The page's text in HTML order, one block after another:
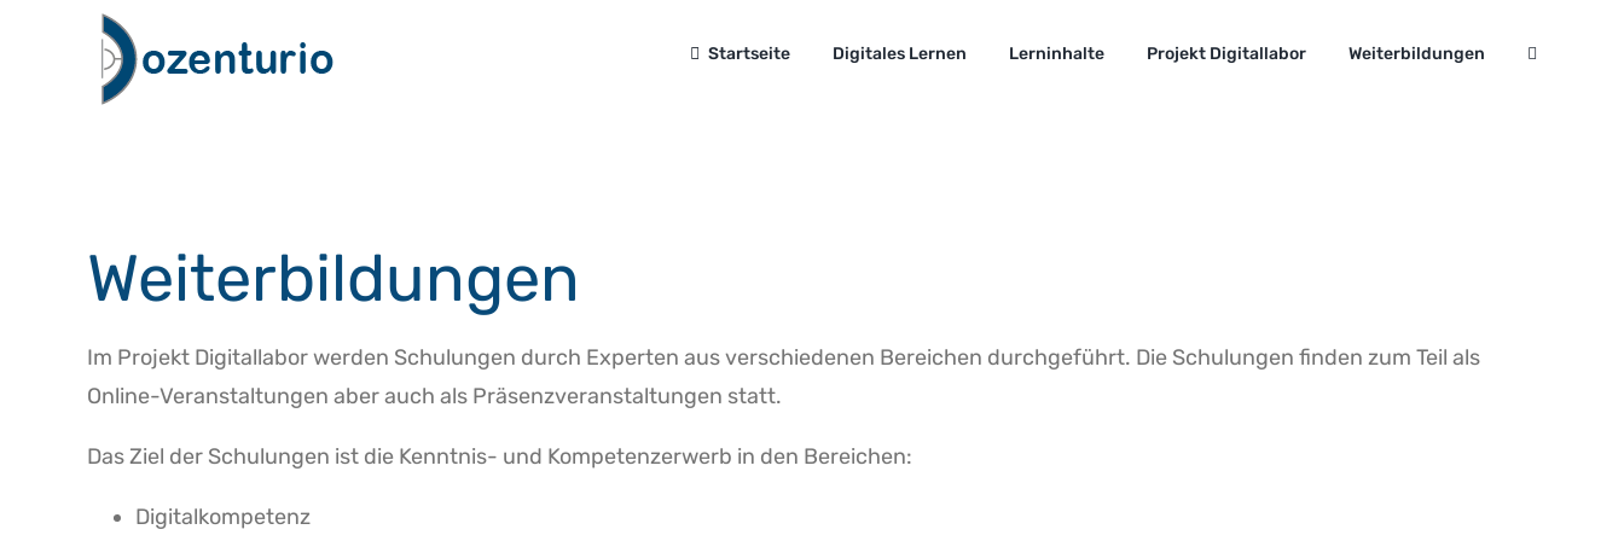
Startseite Digitales Lernen Lerninhalte Projekt Digitallabor Weiterbildungen
Weiterbildungen
Im Projekt Digitallabor werden Schulungen durch Experten aus verschiedenen Bereichen durchgeführt. Die Schulungen finden zum Teil als
Online-Veranstaltungen aber auch als Präsenzveranstaltungen statt.
Das Ziel der Schulungen ist die Kenntnis- und Kompetenzerwerb in den Bereichen:
Digitalkompetenz